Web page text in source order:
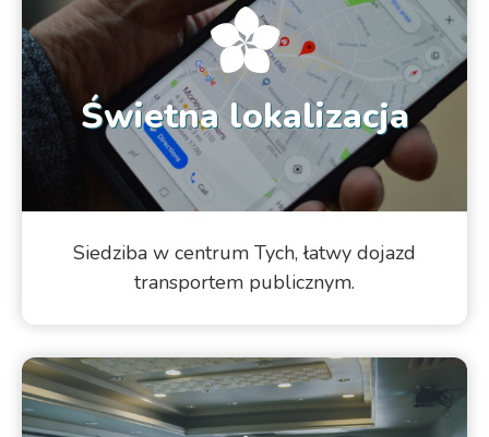
Świetna lokalizacja
Siedziba w centrum Tych, łatwy dojazd
transportem publicznym.